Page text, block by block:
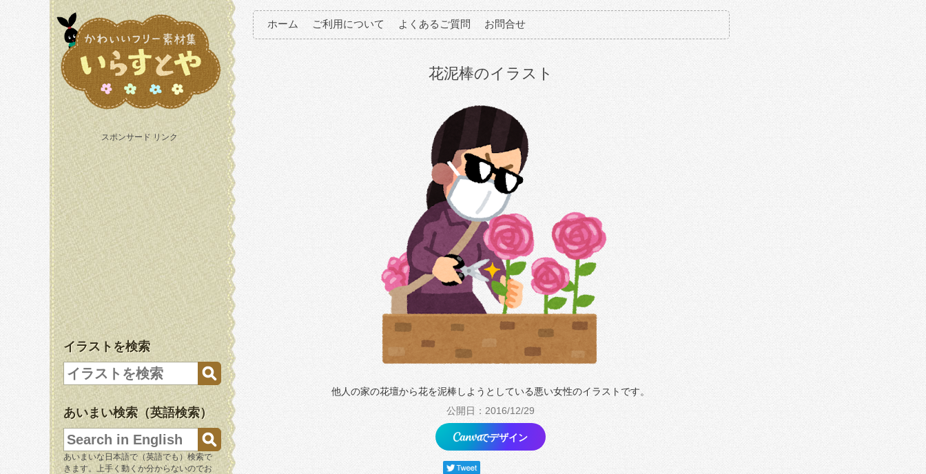
スポンサード リンク
イラストを検索
あいまい検索（英語検索）
あいまいな日本語で（英語でも）検索で
きます。上手く動くか分からないのでお
ホーム ご利用について よくあるご質問 お問合せ
花泥棒のイラスト
他人の家の花壇から花を泥棒しようとしている悪い女性のイラストです。
公開日：2016/12/29
でデザイン